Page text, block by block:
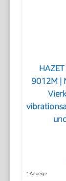
9012M |
* Anzeige